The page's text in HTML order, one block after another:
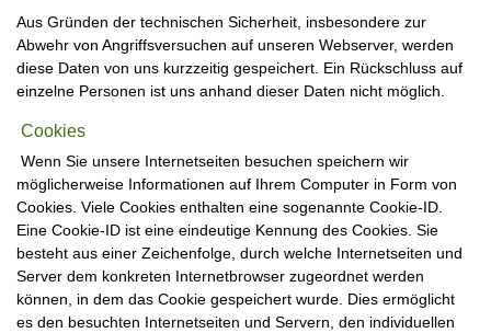
Aus Gründen der technischen Sicherheit, insbesondere zur
Abwehr von Angriffsversuchen auf unseren Webserver, werden
diese Daten von uns kurzzeitig gespeichert. Ein Rückschluss auf
einzelne Personen ist uns anhand dieser Daten nicht möglich.
Cookies
Wenn Sie unsere Internetseiten besuchen speichern wir
möglicherweise Informationen auf Ihrem Computer in Form von
Cookies. Viele Cookies enthalten eine sogenannte Cookie-ID.
Eine Cookie-ID ist eine eindeutige Kennung des Cookies. Sie
besteht aus einer Zeichenfolge, durch welche Internetseiten und
Server dem konkreten Internetbrowser zugeordnet werden
können, in dem das Cookie gespeichert wurde. Dies ermöglicht
es den besuchten Internetseiten und Servern, den individuellen